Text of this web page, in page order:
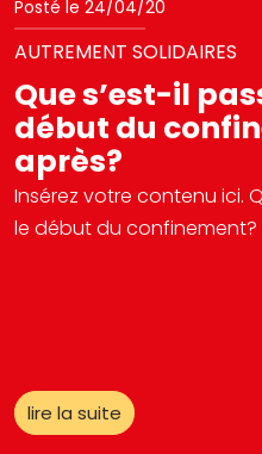
Posté le 24/04/20
AUTREMENT SOLIDAIRES
Que s’est-il
début du
après?
Insérez votre contenu ici.
le début du confinement?
lire la suite